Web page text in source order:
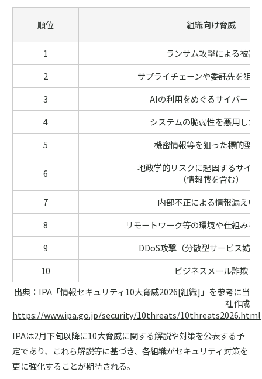
順位 組織向け脅威
1
ランサム攻撃による被害
2
サプライチェーンや委託先を狙
3
AIの利用をめぐるサイバーリ
4
システムの脆弱性を悪用した
5
機密情報等を狙った標的型
6
地政学的リスクに起因するサイ
（情報戦を含む）
7
内部不正による情報漏えい
8
リモートワーク等の環境や仕組みを
9
DDoS攻撃（分散型サービス妨害
10
ビジネスメール詐欺
出典：IPA「情報セキュリティ10大脅威2026[組織]」を参考に当
社作成
https://www.ipa.go.jp/security/10threats/10threats2026.html
IPAは2月下旬以降に10大脅威に関する解説や対策を公表する予
定であり、これら解説等に基づき、各組織がセキュリティ対策を
更に強化することが期待される。